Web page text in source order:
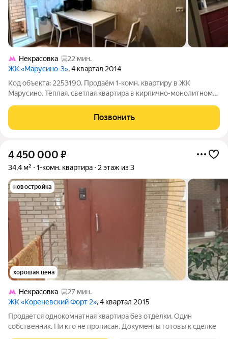
Некрасовка
22 мин.
ЖК «Марусино-3», 4 квартал 2014
Код объекта: 2253190. Продаём 1-комн. квартиру в ЖК
Марусино. Тёплая, светлая квартира в кирпично-монолитном
внутренний двор, поэтому по вечерам здесь тихо и без
лишнего шума, а лоджия
Позвонить
4 450 000 ₽
34,4 м² 1-комн. квартира 2 этаж из 3
новостройка
хорошая цена
Некрасовка
27 мин.
ЖК «Кореневский Форт 2», 4 квартал 2015
Продается однокомнатная квартира без отделки. Один
собственник. Ни кто не прописан. Документы готовы к сделке